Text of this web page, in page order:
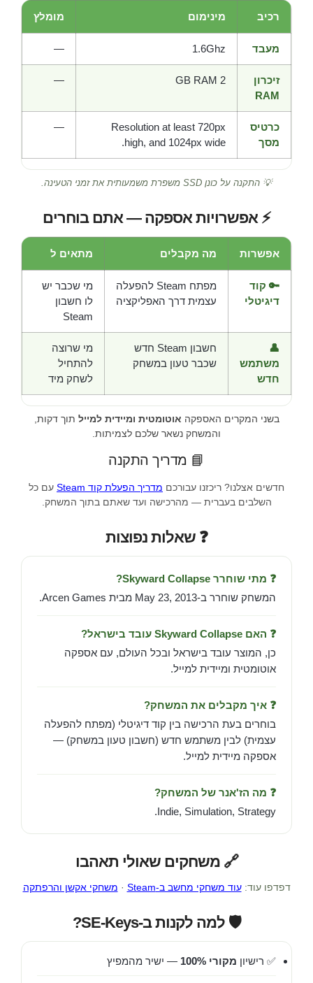
רכיב מינימום מומלץ
מעבד 1.6Ghz
—
זיכרון
RAM
2 GB RAM
—
כרטיס
מסך
Resolution at least 720px
high, and 1024px wide.
—
💡 התקנה על כונן SSD משפרת משמעותית את זמני הטעינה.
⚡ אפשרויות אספקה — אתם בוחרים
אפשרות מה מקבלים מתאים ל
🔑 קוד
דיגיטלי
מפתח Steam להפעלה
עצמית דרך האפליקציה
מי שכבר יש
לו חשבון
Steam
👤
משתמש
חדש
חשבון Steam חדש
שכבר טעון במשחק
מי שרוצה
להתחיל
לשחק מיד
בשני המקרים האספקה אוטומטית ומיידית למייל תוך דקות,
והמשחק נשאר שלכם לצמיתות.
📘 מדריך התקנה
חדשים אצלנו? ריכזנו עבורכם מדריך הפעלת קוד Steam
עם כל
השלבים בעברית — מהרכישה ועד שאתם בתוך המשחק.
❓ שאלות נפוצות
❓ מתי שוחרר Skyward Collapse?
המשחק שוחרר ב-May 23, 2013 מבית Arcen Games.
❓ האם Skyward Collapse עובד בישראל?
כן, המוצר עובד בישראל ובכל העולם, עם אספקה
אוטומטית ומיידית למייל.
❓ איך מקבלים את המשחק?
בוחרים בעת הרכישה בין קוד דיגיטלי (מפתח להפעלה
עצמית) לבין משתמש חדש (חשבון טעון במשחק) —
אספקה מיידית למייל.
❓ מה הז'אנר של המשחק?
Indie, Simulation, Strategy.
🔗 משחקים שאולי תאהבו
דפדפו עוד:עוד משחקי מחשב ב-Steam · משחקי אקשן והרפתקה
🛡️ למה לקנות ב-SE-Keys?
✅ רישיון מקורי 100% — ישיר מהמפיץ